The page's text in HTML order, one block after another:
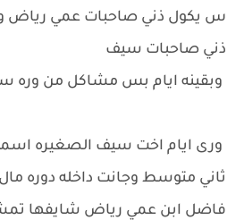
س يكول ذني صاحبات عمي رياض
ذني صاحبات سيف
وبقينه ايام بس مشاكل من وره
ورى ايام اخت سيف الصغيره
ثاني متوسط وجانت داخله دوره
فاضل ابن عمي رياض شايفها